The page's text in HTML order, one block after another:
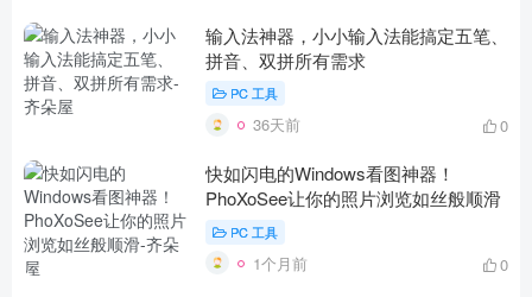
输入法神器，小小输入法能搞定五笔、
拼音、双拼所有需求
PC 工具
36天前 0
快如闪电的Windows看图神器！
PhoXoSee让你的照片浏览如丝般顺滑
PC 工具
1个月前 0